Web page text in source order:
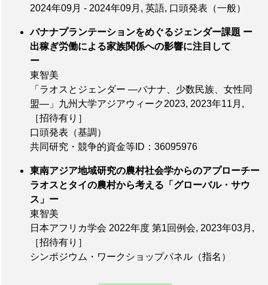
2024年09月 - 2024年09月, 英語, 口頭発表（一般）
バナナプランテーションをめぐるジェンダー課題 ー
出稼ぎ労働による家族関係への影響に注目して
ー
東智美
「ラオスとジェンダー ―バナナ、少数民族、女性同
盟―」九州大学アジアウィーク2023, 2023年11月 ,
［招待有り］
口頭発表（基調）
共同研究・競争的資金等ID：36095976
東南アジア地域研究の農村社会学からのアプローチー
ラオスとタイの農村から考える「グローバル・サウ
ス」ー
東智美
日本アフリカ学会 2022年度 第1回例会, 2023年03月 ,
［招待有り］
シンポジウム・ワークショップパネル（指名）